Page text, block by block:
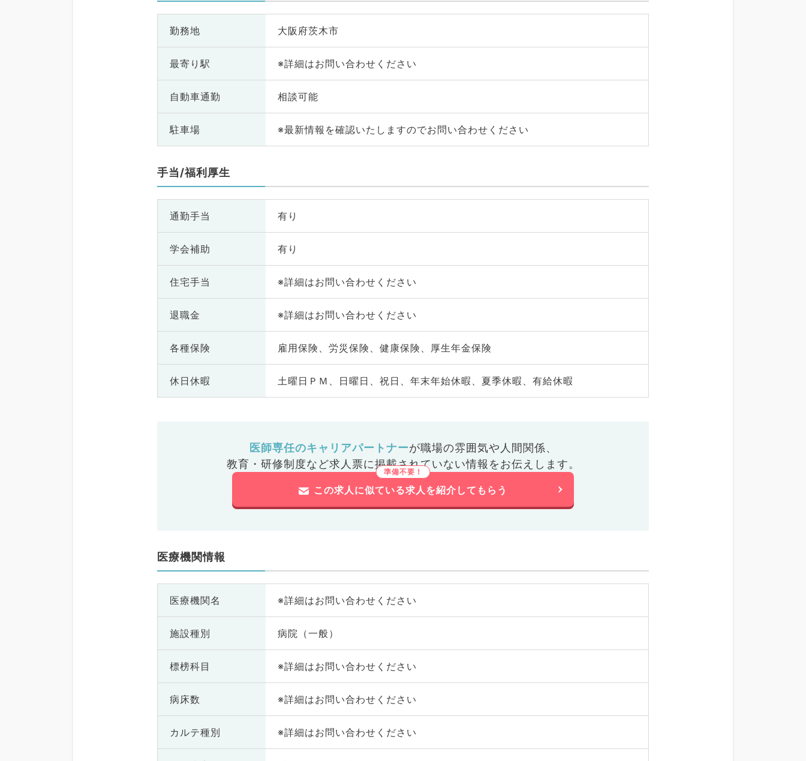
勤務地 大阪府茨木市
最寄り駅 ※詳細はお問い合わせください
自動車通勤 相談可能
駐車場 ※最新情報を確認いたしますのでお問い合わせください
手当/福利厚生
通勤手当 有り
学会補助 有り
住宅手当 ※詳細はお問い合わせください
退職金 ※詳細はお問い合わせください
各種保険 雇用保険、労災保険、健康保険、厚生年金保険
休日休暇 土曜日ＰＭ、日曜日、祝日、年末年始休暇、夏季休暇、有給休暇
医師専任のキャリアパートナーが職場の雰囲気や人間関係、
教育・研修制度など求人票に掲載されていない情報をお伝えします。
この求人に似ている求人を紹介してもらう
医療機関情報
医療機関名 ※詳細はお問い合わせください
施設種別 病院（一般）
標榜科目 ※詳細はお問い合わせください
病床数 ※詳細はお問い合わせください
カルテ種別 ※詳細はお問い合わせください